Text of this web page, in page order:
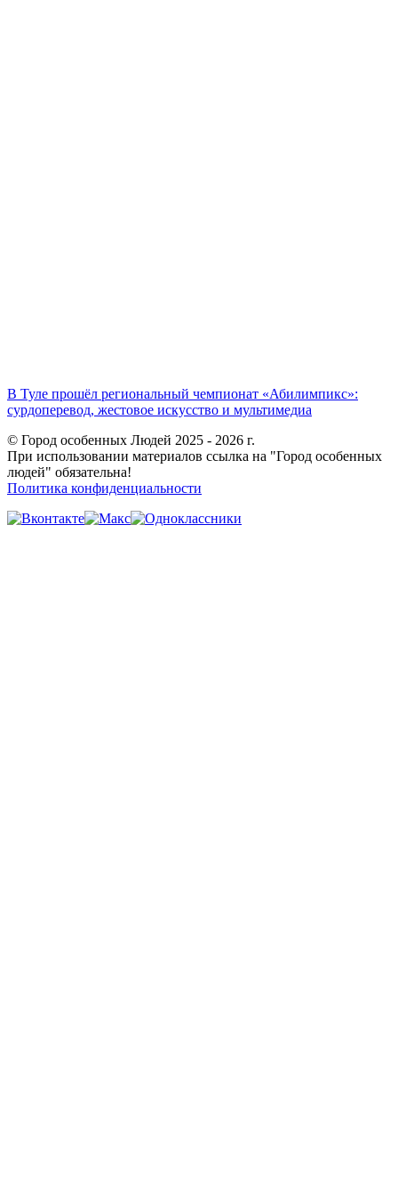
В Туле прошёл региональный чемпионат «Абилимпикс»:
сурдоперевод, жестовое искусство и мультимедиа
© Город особенных Людей 2025 - 2026 г.
При использовании материалов ссылка на "Город особенных
людей" обязательна!
Политика конфиденциальности